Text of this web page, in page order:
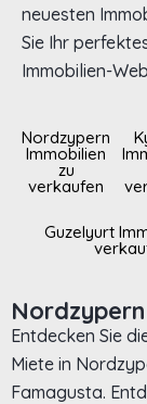
neuesten
Sie Ihr
Immobilien-
Nordzypern
Immobilien
zu
verkaufen
Guzelyurt
Entdecken Sie
Miete in
Famagusta.